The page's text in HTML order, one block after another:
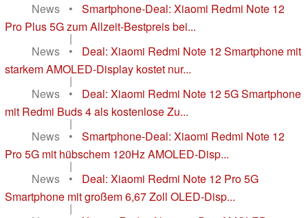
News
•
Smartphone-Deal: Xiaomi Redmi Note 12
Pro Plus 5G zum Allzeit-Bestpreis bei...
|
News
•
Deal: Xiaomi Redmi Note 12 Smartphone mit
starkem AMOLED-Display kostet nur...
|
News
•
Deal: Xiaomi Redmi Note 12 5G Smartphone
mit Redmi Buds 4 als kostenlose Zu...
|
News
•
Smartphone-Deal: Xiaomi Redmi Note 12
Pro 5G mit hübschem 120Hz AMOLED-Disp...
|
News
•
Deal: Xiaomi Redmi Note 12 Pro 5G
Smartphone mit großem 6,67 Zoll OLED-Disp...
|